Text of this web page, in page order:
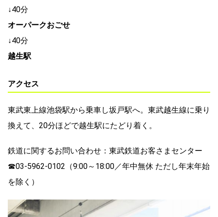
↓40分
オーパークおごせ
↓40分
越生駅
アクセス
東武東上線池袋駅から乗車し坂戸駅へ。東武越生線に乗り
換えて、20分ほどで越生駅にたどり着く。
鉄道に関するお問い合わせ：東武鉄道お客さまセンター
☎03-5962-0102（9:00～18:00／年中無休 ただし年末年始
を除く）